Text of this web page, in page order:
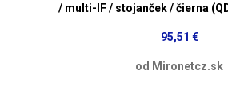
/ multi-IF / stojanček / čierna
95,51 €
od Mironetcz.sk